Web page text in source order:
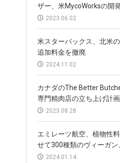
ザー、米MycoWorksの開
2023.06.02
米スターバックス、北米
追加料金を撤廃
2024.11.02
カナダのThe Better
専門精肉店の立ち上げ計
2023.08.28
エミレーツ航空、植物性
せて300種類のヴィーガ
2024.01.14